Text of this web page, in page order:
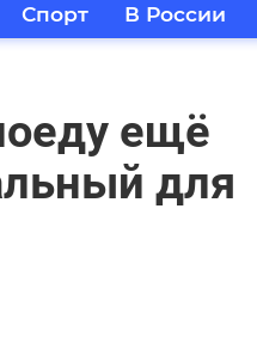
Спорт В России
ещё
для